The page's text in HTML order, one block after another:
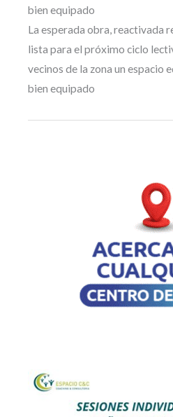
bien equipado
La esperada obra, reactivada
lista para el próximo ciclo
vecinos de la zona un espacio
bien equipado